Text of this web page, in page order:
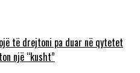
të drejtoni pa duar në qytetet
një “kusht”